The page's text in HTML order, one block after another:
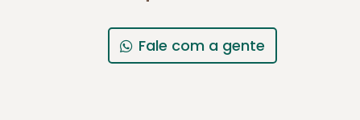
Fale com a gente